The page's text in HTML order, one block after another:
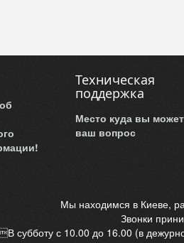
Техническая
поддержка
Место куда вы
ваш вопрос
Мы находимся в Киеве,
Звонки
субботу с 10.00 до 16.00 (в